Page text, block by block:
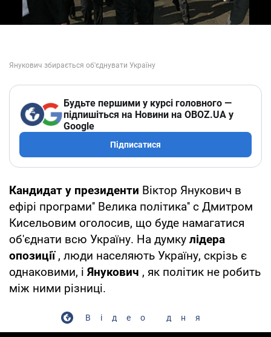
Будьте першими у курсі головного —
підпишіться на Новини на OBOZ.UA у
Google
Підписатися
Кандидат у президенти Віктор Янукович в
ефірі програми'' Велика політика'' c Дмитром
Кисельовим оголосив, що буде намагатися
об'єднати всю Україну. На думку лідера
опозиції, люди населяють Україну, скрізь є
однаковими, і Янукович , як політик не робить
між ними різниці.
Відео дня